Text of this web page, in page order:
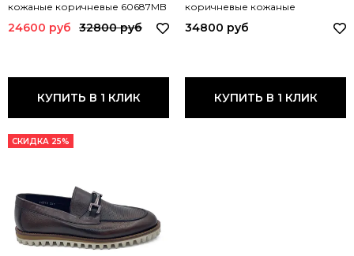
кожаные коричневые 60687MB
24600 руб 32800 руб
КУПИТЬ В 1 КЛИК
коричневые кожаные
плетеные 62893 MB MORO
34800 руб
КУПИТЬ В 1 КЛИК
СКИДКА 25%